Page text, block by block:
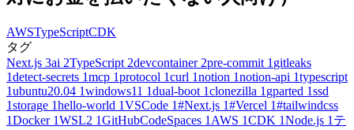
AWSTypeScriptCDK
タグ
Next.js 3ai 2TypeScript 2devcontainer 2pre-commit 1 gitleaks
1detect-secrets 1mcp 1protocol 1curl 1notion 1notion-api 1typescript
1ubuntu20.04 1windows11 1dual-boot 1clonezilla 1 gparted 1ssd
1storage 1hello-world 1VSCode 1#Next.js 1#Vercel 1#tailwindcss
1Docker 1WSL2 1GitHubCodeSpaces 1 AWS 1CDK 1Node.js 1 テ